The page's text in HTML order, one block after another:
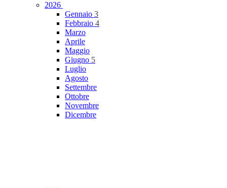
2026
Gennaio 3
Febbraio 4
Marzo
Aprile
Maggio
Giugno 5
Luglio
Agosto
Settembre
Ottobre
Novembre
Dicembre